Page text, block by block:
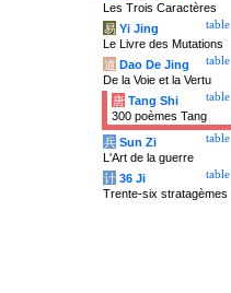
Les Trois Caractères
table
易 Yi Jing
Le Livre des Mutations
table
道 Dao De Jing
De la Voie et la Vertu
table
唐 Tang Shi
300 poèmes Tang
table
兵 Sun Zi
L'Art de la guerre
table
计 36 Ji
Trente-six stratagèmes